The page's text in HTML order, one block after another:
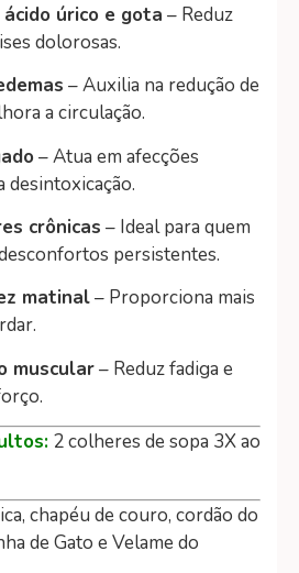
úrico e gota – Reduz
dolorosas.
– Auxilia na redução de
a circulação.
– Atua em afecções
desintoxicação.
crônicas – Ideal para quem
persistentes.
matinal– Proporciona mais
muscular– Reduz fadiga e
2 colheres de sopa 3X ao
chapéu de couro, cordão do
de Gato e Velame do